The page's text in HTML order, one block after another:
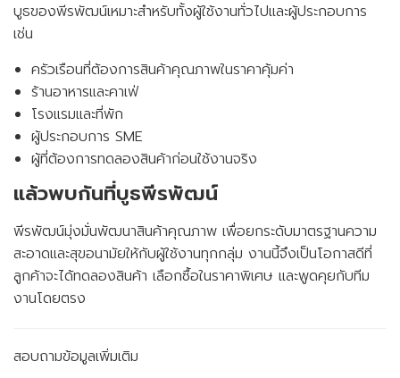
บูธของพีรพัฒน์เหมาะสำหรับทั้งผู้ใช้งานทั่วไปและผู้ประกอบการ
เช่น
ครัวเรือนที่ต้องการสินค้าคุณภาพในราคาคุ้มค่า
ร้านอาหารและคาเฟ่
โรงแรมและที่พัก
ผู้ประกอบการ SME
ผู้ที่ต้องการทดลองสินค้าก่อนใช้งานจริง
แล้วพบกันที่บูธพีรพัฒน์
พีรพัฒน์มุ่งมั่นพัฒนาสินค้าคุณภาพ เพื่อยกระดับมาตรฐานความ
สะอาดและสุขอนามัยให้กับผู้ใช้งานทุกกลุ่ม งานนี้จึงเป็นโอกาสดีที่
ลูกค้าจะได้ทดลองสินค้า เลือกซื้อในราคาพิเศษ และพูดคุยกับทีม
งานโดยตรง
สอบถามข้อมูลเพิ่มเติม